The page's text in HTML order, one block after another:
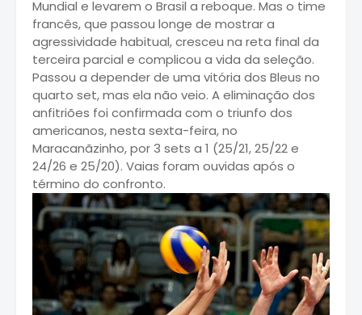
Mundial e levarem o Brasil a reboque. Mas o time
francês, que passou longe de mostrar a
agressividade habitual, cresceu na reta final da
terceira parcial e complicou a vida da seleção.
Passou a depender de uma vitória dos Bleus no
quarto set, mas ela não veio. A eliminação dos
anfitriões foi confirmada com o triunfo dos
americanos, nesta sexta-feira, no
Maracanãzinho, por 3 sets a 1 (25/21, 25/22 e
24/26 e 25/20). Vaias foram ouvidas após o
término do confronto.